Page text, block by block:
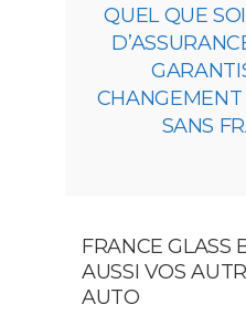
QUEL QUE
SANS
FRANCE GLASS
AUSSI VOS
AUTO